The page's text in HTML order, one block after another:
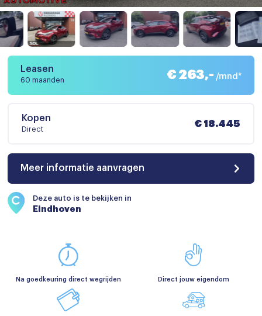
Leasen
60 maanden € 263,- /mnd*
Kopen
Direct
€ 18.445
Meer informatie aanvragen
Deze auto is te bekijken in
Eindhoven
Na goedkeuring direct wegrijden Direct jouw eigendom